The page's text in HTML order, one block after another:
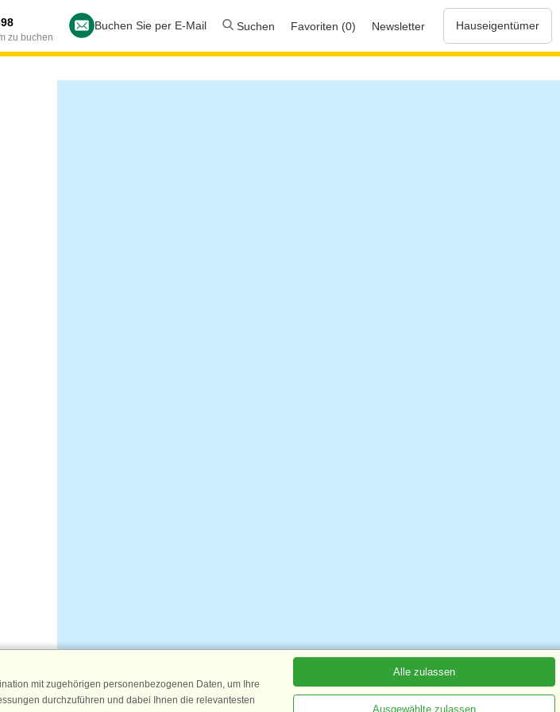
zu buchen
Buchen Sie per E-Mail Suchen Favoriten (0) Newsletter Hauseigentümer
mit zugehörigen personenbezogenen Daten, um Ihre
durchzuführen und dabei Ihnen die relevantesten
Alle zulassen
Ausgewählte zulassen